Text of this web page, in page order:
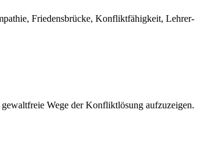
Friedensbrücke, Konfliktfähigkeit, Lehrer-
Wege der Konfliktlösung aufzuzeigen.